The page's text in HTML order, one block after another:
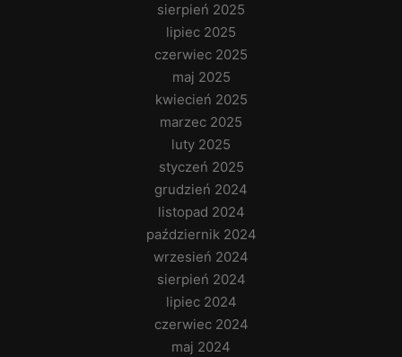
sierpień 2025
lipiec 2025
czerwiec 2025
maj 2025
kwiecień 2025
marzec 2025
luty 2025
styczeń 2025
grudzień 2024
listopad 2024
październik 2024
wrzesień 2024
sierpień 2024
lipiec 2024
czerwiec 2024
maj 2024